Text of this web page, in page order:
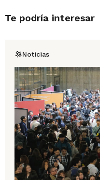
Te podría interesar
Noticias